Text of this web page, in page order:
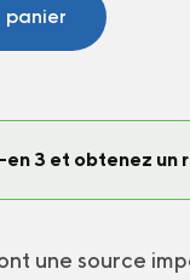
ou
Micropousses
panier
3 et obtenez un
une source